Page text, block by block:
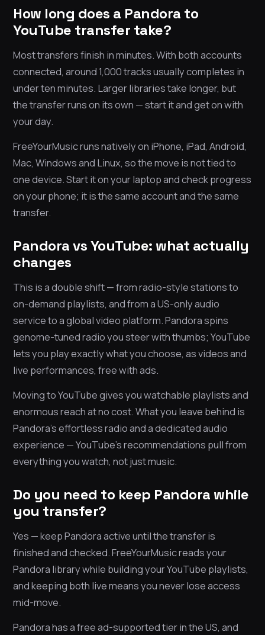
How long does a Pandora to
YouTube transfer take?
Most transfers finish in minutes. With both accounts
connected, around 1,000 tracks usually completes in
under ten minutes. Larger libraries take longer, but
the transfer runs on its own — start it and get on with
your day.
FreeYourMusic runs natively on iPhone, iPad, Android,
Mac, Windows and Linux, so the move is not tied to
one device. Start it on your laptop and check progress
on your phone; it is the same account and the same
transfer.
Pandora vs YouTube: what actually
changes
This is a double shift — from radio-style stations to
on-demand playlists, and from a US-only audio
service to a global video platform. Pandora spins
genome-tuned radio you steer with thumbs; YouTube
lets you play exactly what you choose, as videos and
live performances, free with ads.
Moving to YouTube gives you watchable playlists and
enormous reach at no cost. What you leave behind is
Pandora’s effortless radio and a dedicated audio
experience — YouTube’s recommendations pull from
everything you watch, not just music.
Do you need to keep Pandora while
you transfer?
Yes — keep Pandora active until the transfer is
finished and checked. FreeYourMusic reads your
Pandora library while building your YouTube playlists,
and keeping both live means you never lose access
mid-move.
Pandora has a free ad-supported tier in the US, and